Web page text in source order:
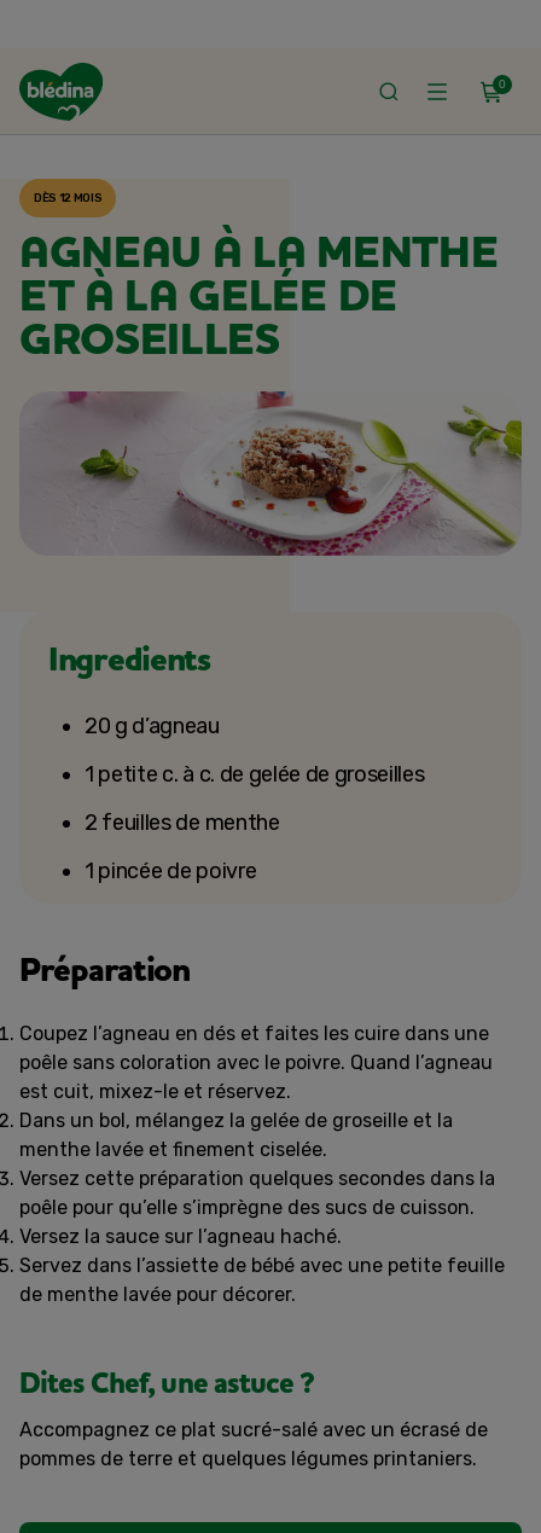
0
ACCUEIL
DÈS 12 MOIS
AGNEAU À LA MENTHE
ET À LA GELÉE DE
GROSEILLES
Ingredients
20 g d’agneau
1 petite c. à c. de gelée de groseilles
2 feuilles de menthe
1 pincée de poivre
Préparation
Coupez l’agneau en dés et faites les cuire dans une
poêle sans coloration avec le poivre. Quand l’agneau
est cuit, mixez-le et réservez.
Dans un bol, mélangez la gelée de groseille et la
menthe lavée et finement ciselée.
Versez cette préparation quelques secondes dans la
poêle pour qu’elle s’imprègne des sucs de cuisson.
Versez la sauce sur l’agneau haché.
Servez dans l’assiette de bébé avec une petite feuille
de menthe lavée pour décorer.
Dites Chef, une astuce ?
Accompagnez ce plat sucré-salé avec un écrasé de
pommes de terre et quelques légumes printaniers.